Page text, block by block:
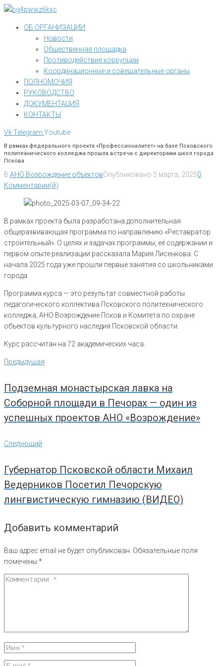
Перейти
контентуОБ ОРГАНИЗАЦИИ
Новости
Общественная площадка
Противодействие коррупции
Координационные и совещательные органы
ПОЛНОМОЧИЯ
РУКОВОДСТВО
ДОКУМЕНТАЦИЯ
КОНТАКТЫ
VkTelegram Youtube
В рамках федерального проекта «Профессионалитет» на базе Псковского
политехнического колледжа прошла встреча с директорами школ города
Пскова
В АНО Возрождение объектовОпубликовано 5 марта, 20250
Комментарии(й)
В рамках проекта была разработана дополнительная
общеразвивающая программа по направлению «Реставратор
строительный». О целях и задачах программы, её содержании и
первом опыте реализации рассказала Мария Лисенкова. С
начала 2025 года уже прошли первые занятия со школьниками
города.
Программа курса — это результат совместной работы
педагогического коллектива Псковского политехнического
колледжа, АНО Возрождение Псков и Комитета по охране
объектов культурного наследия Псковской области.
Курс рассчитан на 72 академических часа.
Навигация
по
Предыдущая
Предыдущая
Подземная монастырская лавка на
Соборной площади в Печорах — один из
успешных проектов АНО «Возрождение»
Следующий
Следующий
Губернатор Псковской области Михаил
Ведерников Посетил Печорскую
лингвистическую гимназию (ВИДЕО)
Добавить комментарий
Ваш адрес email не будет опубликован. Обязательные поля
помечены *